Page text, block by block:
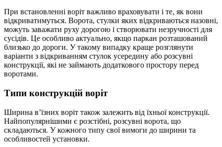
При встановленні воріт важливо враховувати і те, як вони
відкриватимуться. Ворота, стулки яких відкриваються назовні,
можуть заважати руху дорогою і створювати незручності для
сусідів. Це особливо актуально, якщо паркан розташований
близько до дороги. У такому випадку краще розглянути
варіанти з відкриванням стулок усередину або розсувні
конструкції, які не займають додаткового простору перед
воротами.
Типи конструкцій воріт
Ширина в’їзних воріт також залежить від їхньої конструкції.
Найпопулярнішими є розстібні, розсувні ворота, що
складаються. У кожного типу свої вимоги до ширини та
особливостей установки.